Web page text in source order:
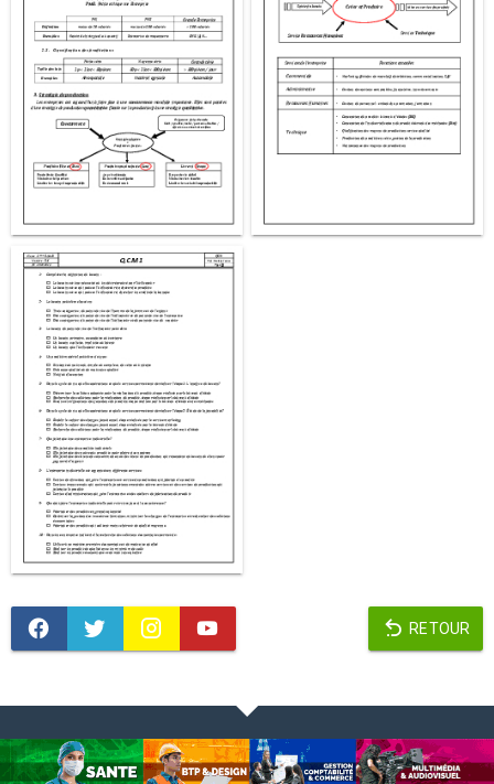
RETOUR